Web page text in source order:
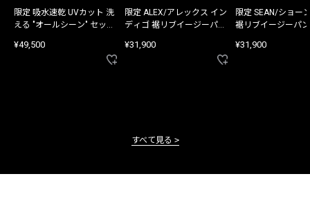
限定 吸水速乾 UVカット 洗
える "オールシーン" セット
¥49,500
限定 ALEX/アレックス イン
ディゴ 裾リブイージーパン
¥31,900
限定 SEAN/ショー
裾リブイージーパ
¥31,900
すべて見る